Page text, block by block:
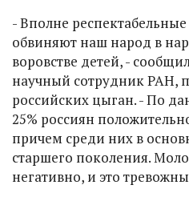
- Вполне
обвиняют наш народ в
воровстве детей, -
научный сотрудник РАН,
российских цыган. - По
25% россиян
причем среди них в
старшего поколения.
негативно, и это